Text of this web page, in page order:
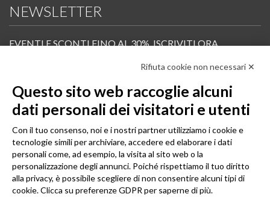
NEWSLETTER
EVENTI E SCONTI FINO AL 30%. ISCRIVITI ORA.
Scopri in anteprima i nuovi prodotti, le promozioni riservate ai professionisti e resta
Iscrivi alla Newsletter
SEGUICI
Rifiuta cookie non necessari ✕
Questo sito web raccoglie alcuni
dati personali dei visitatori e utenti
Con il tuo consenso, noi e i nostri partner utilizziamo i cookie e
tecnologie simili per archiviare, accedere ed elaborare i dati
personali come, ad esempio, la visita al sito web o la
personalizzazione degli annunci. Poiché rispettiamo il tuo diritto
alla privacy, è possibile scegliere di non consentire alcuni tipi di
cookie. Clicca su preferenze GDPR per saperne di più.